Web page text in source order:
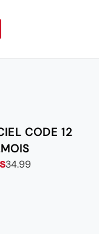
CODE 12
34.99